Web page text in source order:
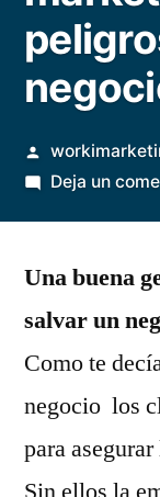
Publicado
por
Deja un
Una buena
salvar un
Como te
negocio los
para